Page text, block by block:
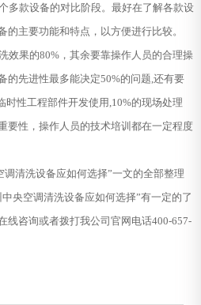
多款设备的对比阶段。最好在了解各款设
主要功能和特点，以方便进行比较。
效果的80%，其余要靠操作人员的合理操
的先进性最多能决定50%的问题,还有要
时性工程部件开发使用,10%的现场处理
要性，操作人员的技术培训都在一定程度
调清洗设备应如何选择”一文的全部整理
央空调清洗设备应如何选择”有一定的了
线咨询或者拨打我公司官网电话400-657-